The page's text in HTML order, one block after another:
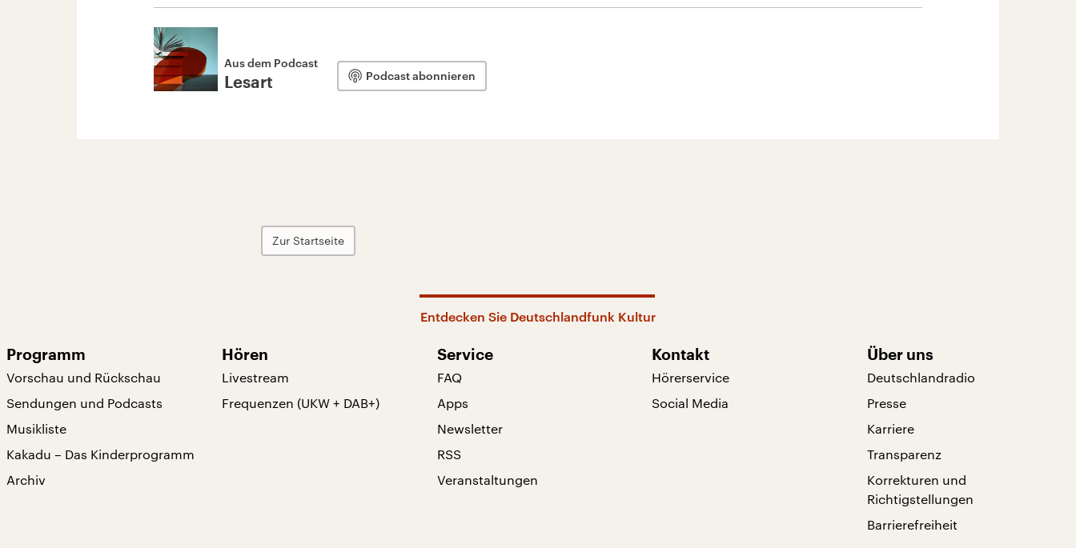
Aus dem Podcast
Lesart Podcast abonnieren
Zur Startseite
Entdecken Sie Deutschlandfunk Kultur
Programm
Vorschau und Rückschau
Sendungen und Podcasts
Musikliste
Kakadu – Das Kinderprogramm
Archiv
Hören
Livestream
Frequenzen (UKW + DAB+)
Service
FAQ
Apps
Newsletter
RSS
Veranstaltungen
Kontakt
Hörerservice
Social Media
Über uns
Deutschlandradio
Presse
Karriere
Transparenz
Korrekturen und
Richtigstellungen
Barrierefreiheit